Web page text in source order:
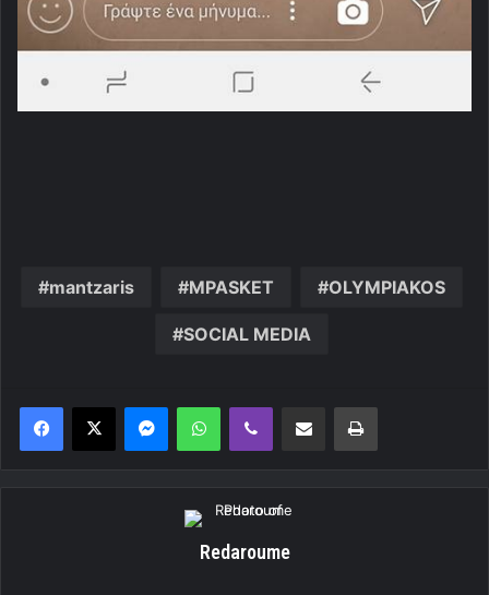
mantzaris MPASKET OLYMPIAKOS
SOCIAL MEDIA
MessengerWhatsAppViber Κοινοποίηση μέσω ηλεκτρονικού ταχυδρομείουΕκτύπωση
Redaroume